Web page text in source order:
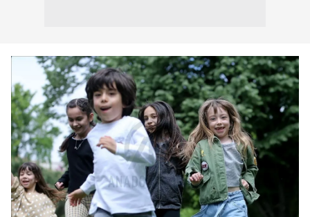
Çerezlere ilişkin tercihlerinizi aşağıda yer alan panel
vasıtasıyla belirleyebilirsiniz. Çerezlere ilişkin detaylı bilgi
için Ayarlar butonuna tıklayabilir,Çerez Bilgilendirme
Metnimiziziyaret edebilirsiniz.
6698 sayılı Kişisel Verilerin Korunması Kanunu uyarınca
hazırlanmış Aydınlatma Metnimizi okumak ve sitemizde
ilgili mevzuata uygun olarak kullanılan çerezlerle ilgili bilgi
almak için lütfentıklayınız.